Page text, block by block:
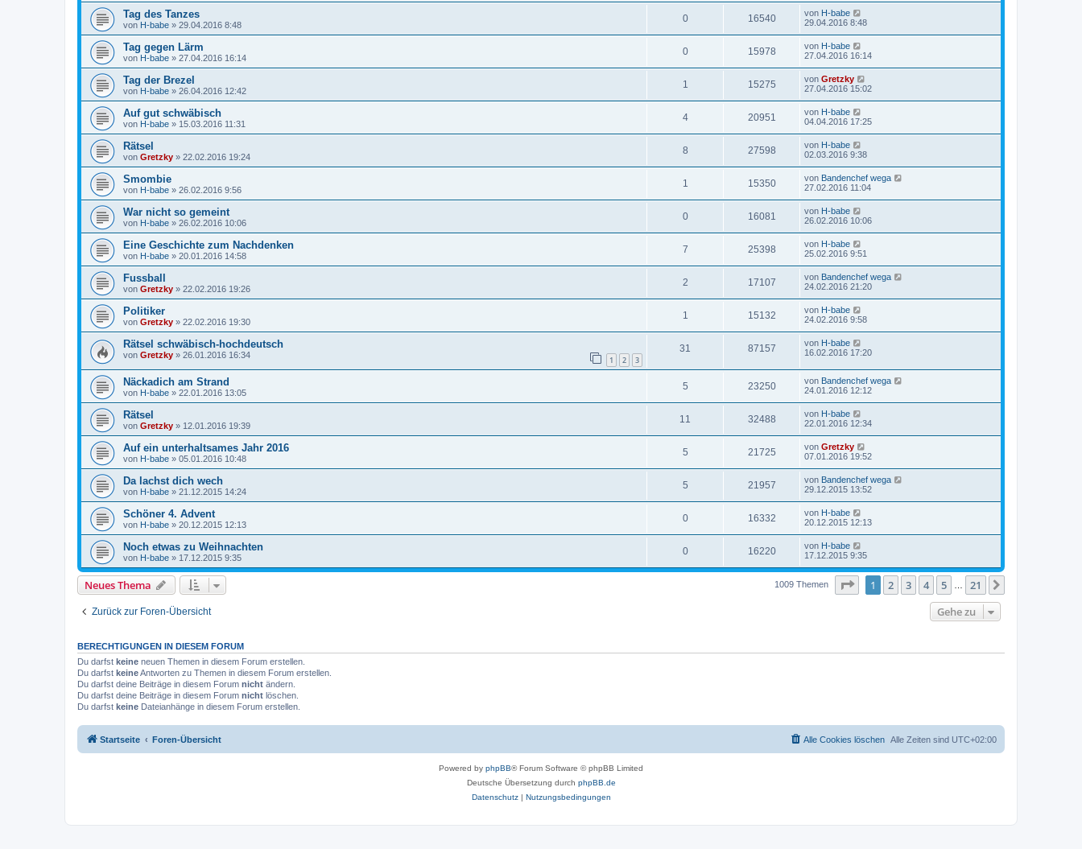
Tag des Tanzes
von H-babe » 29.04.2016 8:48
0 16540 von H-babe
29.04.2016 8:48
Tag gegen Lärm
von H-babe » 27.04.2016 16:14
0 15978 von H-babe
27.04.2016 16:14
Tag der Brezel
von H-babe » 26.04.2016 12:42
1 15275 von Gretzky
27.04.2016 15:02
Auf gut schwäbisch
von H-babe » 15.03.2016 11:31
4 20951 von H-babe
04.04.2016 17:25
Rätsel
von Gretzky » 22.02.2016 19:24
8 27598 von H-babe
02.03.2016 9:38
Smombie
von H-babe » 26.02.2016 9:56
1 15350 von Bandenchef wega
27.02.2016 11:04
War nicht so gemeint
von H-babe » 26.02.2016 10:06
0 16081 von H-babe
26.02.2016 10:06
Eine Geschichte zum Nachdenken
von H-babe » 20.01.2016 14:58
7 25398 von H-babe
25.02.2016 9:51
Fussball
von Gretzky » 22.02.2016 19:26
2 17107 von Bandenchef wega
24.02.2016 21:20
Politiker
von Gretzky » 22.02.2016 19:30
1 15132 von H-babe
24.02.2016 9:58
Rätsel schwäbisch-hochdeutsch
von Gretzky » 26.01.2016 16:34 1 2 3
31 87157 von H-babe
16.02.2016 17:20
Näckadich am Strand
von H-babe » 22.01.2016 13:05
5 23250 von Bandenchef wega
24.01.2016 12:12
Rätsel
von Gretzky » 12.01.2016 19:39
11 32488 von H-babe
22.01.2016 12:34
Auf ein unterhaltsames Jahr 2016
von H-babe » 05.01.2016 10:48
5 21725 von Gretzky
07.01.2016 19:52
Da lachst dich wech
von H-babe » 21.12.2015 14:24
5 21957 von Bandenchef wega
29.12.2015 13:52
Schöner 4. Advent
von H-babe » 20.12.2015 12:13
0 16332 von H-babe
20.12.2015 12:13
Noch etwas zu Weihnachten
von H-babe » 17.12.2015 9:35
0 16220 von H-babe
17.12.2015 9:35
Neues Thema 1009 Themen Seite von21
1 2 3 4 5 21
Zurück zur Foren-Übersicht Gehe zu
BERECHTIGUNGEN IN DIESEM FORUM
Du darfst keine neuen Themen in diesem Forum erstellen.
Du darfst keineAntworten zu Themen in diesem Forum erstellen.
Du darfst deine Beiträge in diesem Forum nicht ändern.
Du darfst deine Beiträge in diesem Forum nicht löschen.
Du darfst keine Dateianhänge in diesem Forum erstellen.
Startseite Foren-Übersicht Alle Zeiten sind UTC+02:00
Alle Cookies löschen
Powered by phpBB® Forum Software © phpBB Limited
Deutsche Übersetzung durch phpBB.de
Datenschutz| Nutzungsbedingungen